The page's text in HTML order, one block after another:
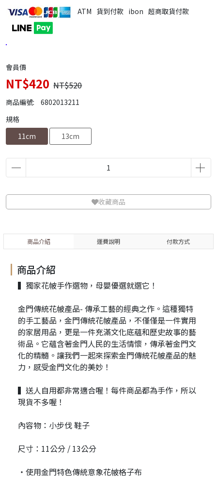
ATM 貨到付款 ibon 超商取貨付款
會員價
NT$420 NT$520
商品編號:
6802013211
規格
11cm
13cm
收藏商品
商品介紹 運費說明 付款方式
商品介紹
▍獨家花帔手作選物，母嬰優選就選它！
金門傳統花帔產品- 傳承工藝的經典之作。這種獨特
的手工藝品，金門傳統花帔產品，不僅僅是一件實用
的家居用品，更是一件充滿文化底蘊和歷史故事的藝
術品。它蘊含著金門人民的生活情懷，傳承著金門文
化的精髓。讓我們一起來探索金門傳統花帔產品的魅
力，感受金門文化的美妙！
▍送人自用都非常適合喔！每件商品都為手作，所以
現貨不多喔！
內容物：小步伐 鞋子
尺寸：11公分 / 13公分
・使用金門特色傳統意象花帔格子布